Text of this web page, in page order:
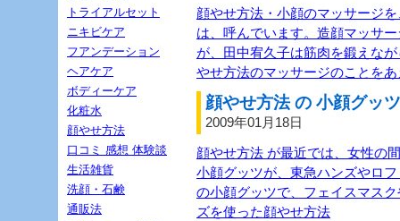
トライアルセット
ニキビケア
フアンデーション
ヘアケア
ボディーケア
化粧水
顔やせ方法
口コミ 感想 体験談
生活雑貨
洗顔・石鹸
通販法
顔やせ方法・小顔のマッサージ
は、呼んでいます。造顔マッサ
が、田中宥久子は筋肉を鍛えな
やせ方法のマッサージのことを
顔やせ方法 の 小顔グッ
2009年01月18日
顔やせ方法 が最近では、女性の
小顔グッツが、東急ハンズやロ
の小顔グッツで、フェイスマス
ズを使った顔やせ方法